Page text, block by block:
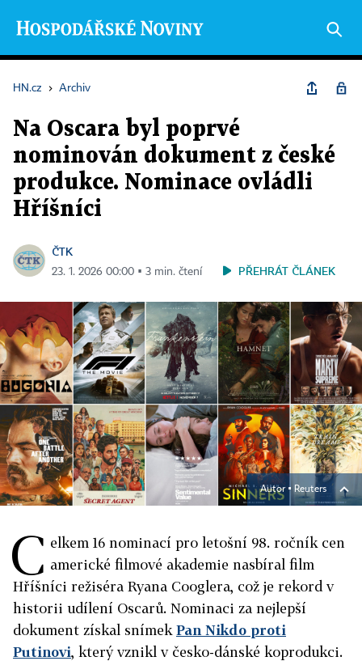
HN.cz › Archiv
Na Oscara byl poprvé
nominován dokument z české
produkce. Nominace ovládli
Hříšníci
ČTK
23. 1. 2026 00:00 ▪ 3 min. čtení PŘEHRÁT ČLÁNEK
Autor ▪ Reuters
C elkem 16 nominací pro letošní 98. ročník cen
americké filmové akademie nasbíral film
Hříšníci režiséra Ryana Cooglera, což je rekord v
historii udílení Oscarů. Nominaci za nejlepší
dokument získal snímek Pan Nikdo proti
Putinovi, který vznikl v česko-dánské koprodukci.